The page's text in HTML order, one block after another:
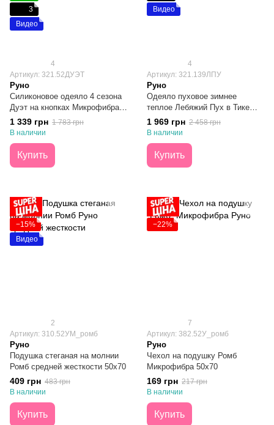
3
Видео
4
Артикул: 321.52ДУЭТ
Руно
Силиконовое одеяло 4 сезона
Дуэт на кнопках Микрофибра
Деми/ Зима 140х205
1 339 грн 1 783 грн
В наличии
Купить
Видео
4
Артикул: 321.139ЛПУ
Руно
Одеяло пуховое зимнее
теплое Лебяжий Пух в Тике
140х205
1 969 грн 2 458 грн
В наличии
Купить
−15%
Видео
2
Артикул: 310.52УМ_ромб
Руно
Подушка стеганая на молнии
Ромб средней жесткости 50х70
409 грн 483 грн
В наличии
Купить
−22%
7
Артикул: 382.52У_ромб
Руно
Чехол на подушку Ромб
Микрофибра 50х70
169 грн 217 грн
В наличии
Купить